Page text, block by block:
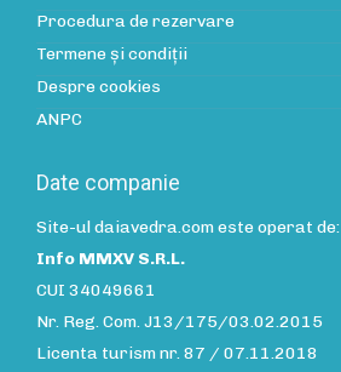
Procedura de rezervare
Termene și condiții
Despre cookies
ANPC
Date companie
Site-ul daiavedra.com este operat de:
Info MMXV S.R.L.
CUI 34049661
Nr. Reg. Com. J13/175/03.02.2015
Licenta turism nr. 87 / 07.11.2018